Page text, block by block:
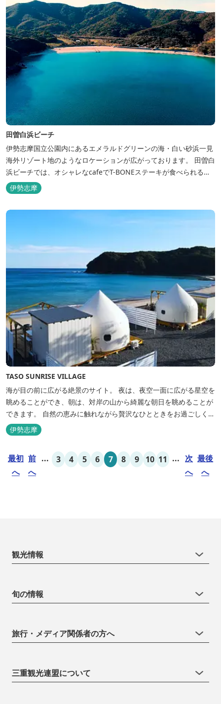
田曽白浜ビーチ
伊勢志摩国立公園内にあるエメラルドグリーンの海・白い砂浜一見
海外リゾート地のようなロケーションが広がっております。 田曽白
浜ビーチでは、オシャレなcafeでT-BONEステーキが食べられる。
又、海を見ながら黄昏るのもよし、アクティブにマリンアクティビ
ティ・スカイダイビング・ヘリコプタークルージングを体験するこ
ともできます。 是非、田曽白浜にございます施設紹介のVTRをご参
伊勢志摩
TASO SUNRISE VILLAGE
海が目の前に広がる絶景のサイト。 夜は、夜空一面に広がる星空を
眺めることができ、朝は、対岸の山から綺麗な朝日を眺めることが
できます。 自然の恵みに触れながら贅沢なひとときをお過ごしくだ
さい。 ウッドテラスでのバーベキューを楽しむこともでき、BBQ
初心者でも安心のガスBBQ台をご用意しております。 また、海岸
ラックスする...
伊勢志摩
最初
へ
前
へ
... 3 4 5 6 7 8 9 10 11 ... 次
へ
最後
へ
観光情報
旬の情報
旅行・メディア関係者の方へ
三重観光連盟について